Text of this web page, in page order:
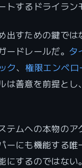
トするドライラン
出すための鍵では
ードレールだ。 タ
ク、 権限エンベロ
は善意を前提とし
テムへの本物のア
ーにも機能する唯
にするのではない